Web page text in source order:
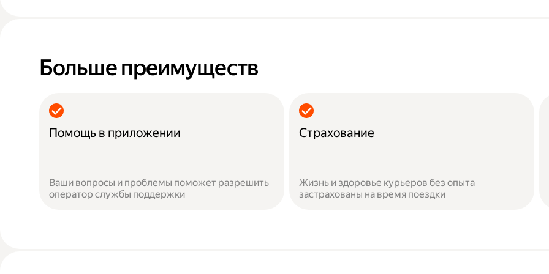
Больше преимуществ
Помощь в приложении
Ваши вопросы и проблемы поможет разрешить
оператор службы поддержки
Страхование
Жизнь и здоровье курьеров без опыта
застрахованы на время поездки